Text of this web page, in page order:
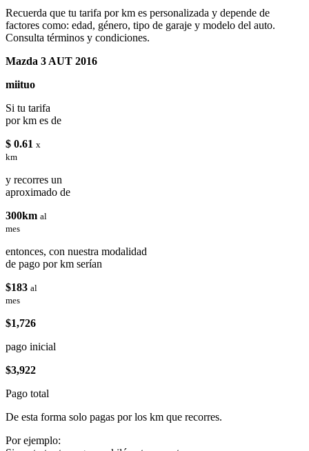
Recuerda que tu tarifa por km es personalizada y depende de
factores como: edad, género, tipo de garaje y modelo del auto.
Consulta términos y condiciones.
Mazda 3 AUT 2016
miituo
Si tu tarifa
por km es de
$ 0.61 x
km
y recorres un
aproximado de
300km al
mes
entonces, con nuestra modalidad
de pago por km serían
$183 al
mes
$1,726
pago inicial
$3,922
Pago total
De esta forma solo pagas por los km que recorres.
Por ejemplo: